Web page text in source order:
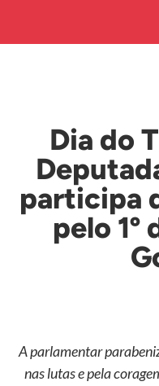
Dia do
participa
pelo 1º
A parlamentar
nas lutas e pela